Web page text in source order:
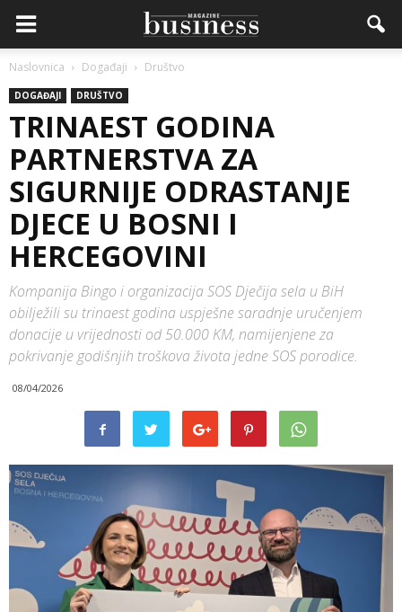
Naslovnica Događaji Društvo
DOGAĐAJI DRUŠTVO
TRINAEST GODINA
PARTNERSTVA ZA
SIGURNIJE ODRASTANJE
DJECE U BOSNI I
HERCEGOVINI
Kompanija Bingo i organizacija SOS Dječija sela u BiH
obilježili su trinaest godina uspješne saradnje uručenjem
donacije u vrijednosti od 50.000 KM, namijenjene za
pokrivanje godišnjih troškova života jedne SOS porodice.
08/04/2026